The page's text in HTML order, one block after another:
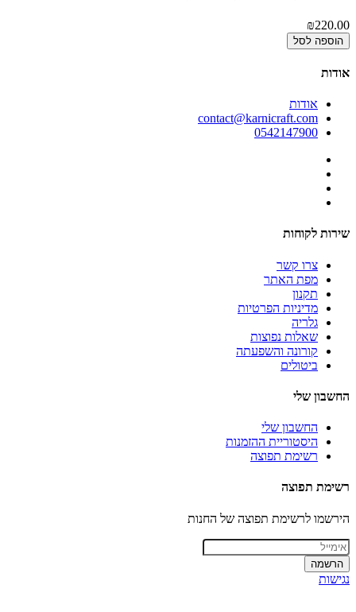
₪220.00
הוספה לסל
אודות
אודות
contact@karnicraft.com
0542147900
שירות לקוחות
צרו קשר
מפת האתר
תקנון
מדיניות הפרטיות
גלריה
שאלות נפוצות
קורונה והשפעתה
ביטולים
החשבון שלי
החשבון שלי
היסטוריית ההזמנות
רשימת תפוצה
רשימת תפוצה
הירשמו לרשימת תפוצה של החנות
הרשמה
נגישות